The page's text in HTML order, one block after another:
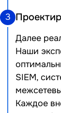
3
Далее
Наши
SIEM,
Каждое